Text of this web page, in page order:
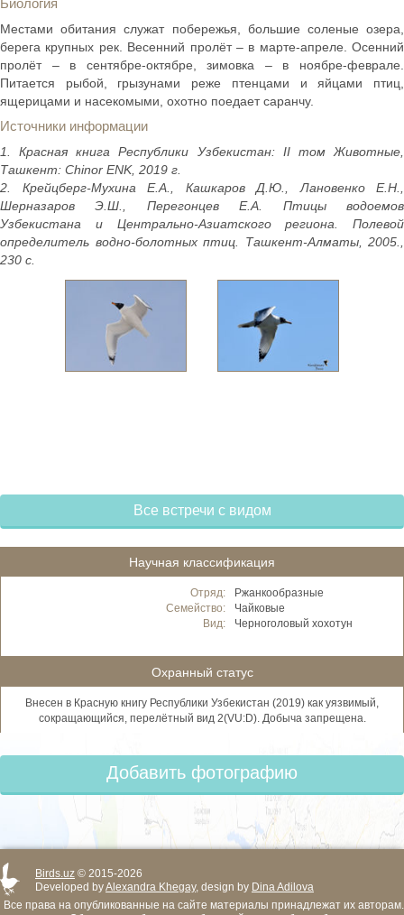
Местами обитания служат побережья, большие соленые озера,
берега крупных рек. Весенний пролёт – в марте-апреле. Осенний
пролёт – в сентябре-октябре, зимовка – в ноябре-феврале.
Питается рыбой, грызунами реже птенцами и яйцами птиц,
ящерицами и насекомыми, охотно поедает саранчу.
Источники информации
1. Красная книга Республики Узбекистан: II том Животные,
Ташкент: Chinor ENK, 2019 г.
2. Крейцберг-Мухина Е.А., Кашкаров Д.Ю., Лановенко Е.Н.,
Шерназаров Э.Ш., Перегонцев Е.А. Птицы водоемов
Узбекистана и Центрально-Азиатского региона. Полевой
определитель водно-болотных птиц. Ташкент-Алматы, 2005.,
230 с.
Все встречи с видом
Научная классификация
Отряд:
Ржанкообразные
Семейство:
Чайковые
Вид:
Черноголовый хохотун
Охранный статус
Внесен в Красную книгу Республики Узбекистан (2019) как уязвимый,
сокращающийся, перелётный вид 2(VU:D). Добыча запрещена.
Добавить фотографию
Birds.uz © 2015-2026
Developed byAlexandra Khegay, design by Dina Adilova
Все права на опубликованные на сайте материалы принадлежат их авторам.